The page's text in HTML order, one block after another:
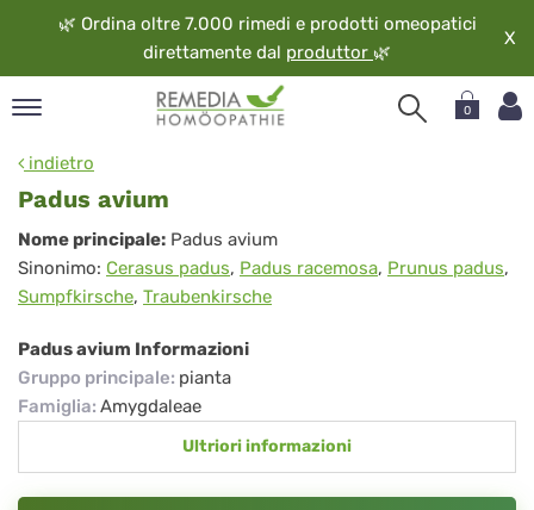
🌿 Ordina oltre 7.000 rimedi e prodotti omeopatici
direttamente dal produttor 🌿
X
0
indietro
Padus avium
Padus
avium
Nome principale: Padus avium
Sinonimo: Cerasus padus, Padus racemosa, Prunus padus,
Sumpfkirsche, Traubenkirsche
Padus avium Informazioni
Gruppo principale: pianta
Famiglia: Amygdaleae
Ultriori informazioni